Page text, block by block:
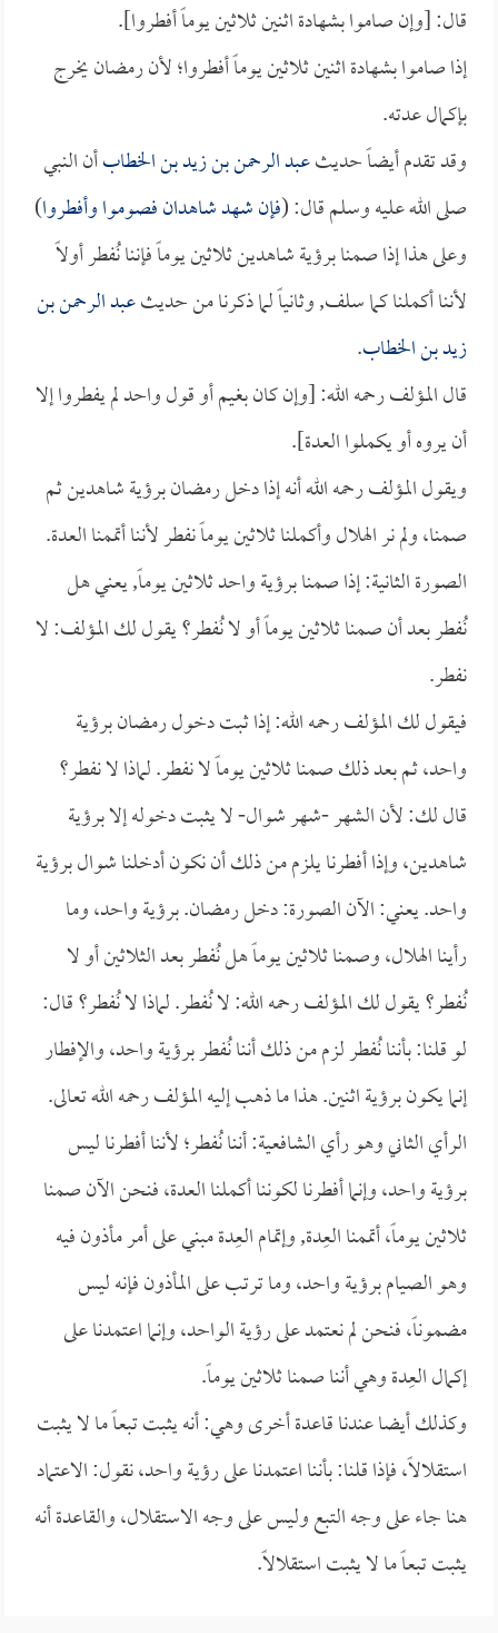
قال: [وإن صاموا بشهادة اثنين ثلاثين يوماً أفطروا].
إذا صاموا بشهادة اثنين ثلاثين يوماً أفطروا؛ لأن رمضان يخرج
بإكمال عدته.
وقد تقدم أيضاً حديثعبد الرحمن بن زيد بن الخطابأن النبي
صلى الله عليه وسلم قال: (فإن شهد شاهدان فصوموا وأفطروا)
وعلى هذا إذا صمنا برؤية شاهدين ثلاثين يوماً فإننا نُفطر أولاً
لأننا أكملنا كما سلف, وثانياً لما ذكرنا من حديثعبد الرحمن بن
زيد بن الخطاب.
قال المؤلف رحمه الله: [وإن كان بغيم أو قول واحد لم يفطروا إلا
أن يروه أو يكملوا العدة].
ويقول المؤلف رحمه الله أنه إذا دخل رمضان برؤية شاهدين ثم
صمنا، ولم نر الهلال وأكملنا ثلاثين يوماً نفطر لأننا أتممنا العدة.
الصورة الثانية: إذا صمنا برؤية واحد ثلاثين يوماً, يعني هل
نُفطر بعد أن صمنا ثلاثين يوماً أو لا نُفطر؟ يقول لك المؤلف: لا
نفطر.
فيقول لك المؤلف رحمه الله: إذا ثبت دخول رمضان برؤية
واحد، ثم بعد ذلك صمنا ثلاثين يوماً لا نفطر. لماذا لا نفطر؟
قال لك: لأن الشهر -شهر شوال- لا يثبت دخوله إلا برؤية
شاهدين، وإذا أفطرنا يلزم من ذلك أن نكون أدخلنا شوال برؤية
واحد. يعني: الآن الصورة: دخل رمضان. برؤية واحد، وما
رأينا الهلال، وصمنا ثلاثين يوماً هل نُفطر بعد الثلاثين أو لا
نُفطر؟ يقول لك المؤلف رحمه الله: لا نُفطر. لماذا لا نُفطر؟ قال:
لو قلنا: بأننا نُفطر لزم من ذلك أننا نُفطر برؤية واحد، والإفطار
إنما يكون برؤية اثنين. هذا ما ذهب إليه المؤلف رحمه الله تعالى.
الرأي الثاني وهو رأي الشافعية: أننا نُفطر؛ لأننا أفطرنا ليس
برؤية واحد، وإنما أفطرنا لكوننا أكملنا العدة، فنحن الآن صمنا
ثلاثين يوماً، أتممنا العِدة, وإتمام العِدة مبني على أمر مأذون فيه
وهو الصيام برؤية واحد، وما ترتب على المأذون فإنه ليس
مضموناً، فنحن لم نعتمد على رؤية الواحد، وإنما اعتمدنا على
إكمال العِدة وهي أننا صمنا ثلاثين يوماً.
وكذلك أيضا عندنا قاعدة أخرى وهي: أنه يثبت تبعاً ما لا يثبت
استقلالاً، فإذا قلنا: بأننا اعتمدنا على رؤية واحد، نقول: الاعتماد
هنا جاء على وجه التبع وليس على وجه الاستقلال، والقاعدة أنه
يثبت تبعاً ما لا يثبت استقلالاً.